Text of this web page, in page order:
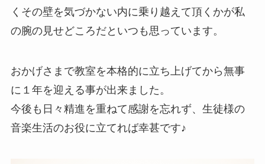
くその壁を気づかない内に乗り越えて頂くかが私
の腕の見せどころだといつも思っています。
おかげさまで教室を本格的に立ち上げてから無事
に１年を迎える事が出来ました。
今後も日々精進を重ねて感謝を忘れず、生徒様の
音楽生活のお役に立てれば幸甚です♪